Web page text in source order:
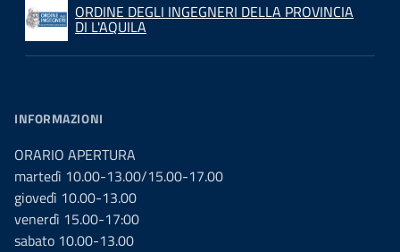
ORDINE DEGLI INGEGNERI DELLA PROVINCIA
DI L'AQUILA
INFORMAZIONI
ORARIO APERTURA
martedì 10.00-13.00/15.00-17.00
giovedì 10.00-13.00
venerdì 15.00-17:00
sabato 10.00-13.00